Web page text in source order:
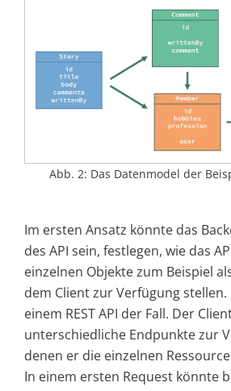
Abb. 2: Das Datenmodel der
Im ersten Ansatz könnte das
des API sein, festlegen, wie das
einzelnen Objekte zum Beispiel
dem Client zur Verfügung stellen.
einem REST API der Fall. Der
unterschiedliche Endpunkte zur
denen er die einzelnen
In einem ersten Request könnte